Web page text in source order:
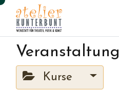
Kurse